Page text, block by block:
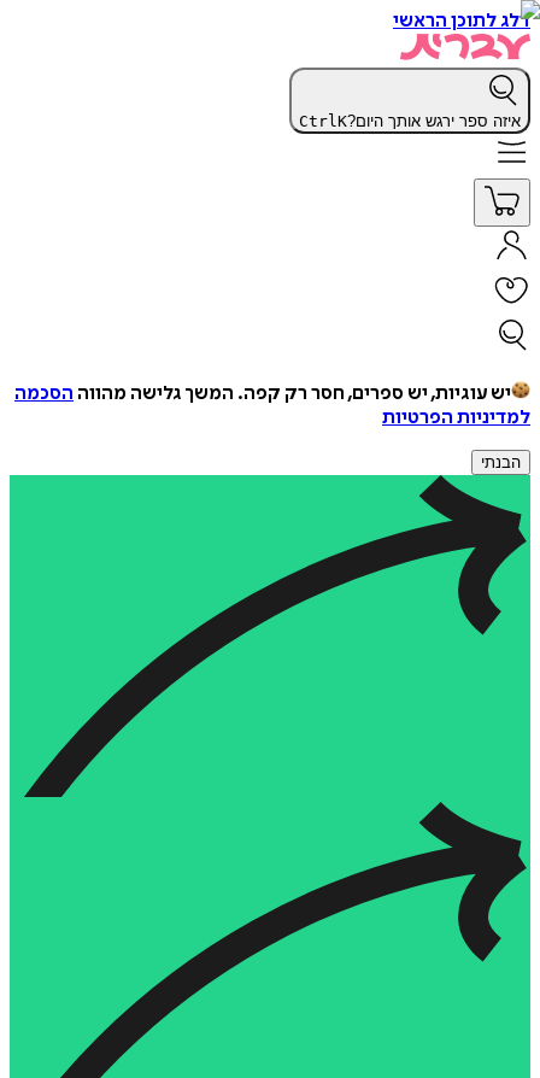
דלג לתוכן הראשי
איזה ספר ירגש אותך היום? CtrlK
יש עוגיות, יש ספרים, חסר רק קפה. המשך גלישה מהווה הסכמה
למדיניות הפרטיות
הבנתי